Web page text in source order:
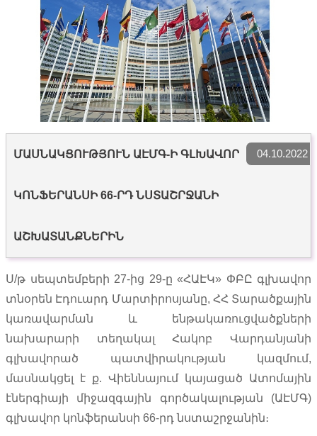
04.10.2022
ՄԱՍՆԱԿՑՈՒԹՅՈՒՆ ԱԷՄԳ-Ի ԳԼԽԱՎՈՐ
ԿՈՆՖԵՐԱՆՍԻ 66-ՐԴ ՆՍՏԱՇՐՋԱՆԻ
ԱՇԽԱՏԱՆՔՆԵՐԻՆ
Ս/թ սեպտեմբերի 27-ից 29-ը «ՀԱԷԿ» ՓԲԸ գլխավոր
տնօրեն Էդուարդ Մարտիրոսյանը, ՀՀ Տարածքային
կառավարման և ենթակառուցվածքների
նախարարի տեղակալ Հակոբ Վարդանյանի
գլխավորած պատվիրակության կազմում,
մասնակցել է ք. Վիեննայում կայացած Ատոմային
էներգիայի միջազգային գործակալության (ԱԷՄԳ)
գլխավոր կոնֆերանսի 66-րդ նստաշրջանին։